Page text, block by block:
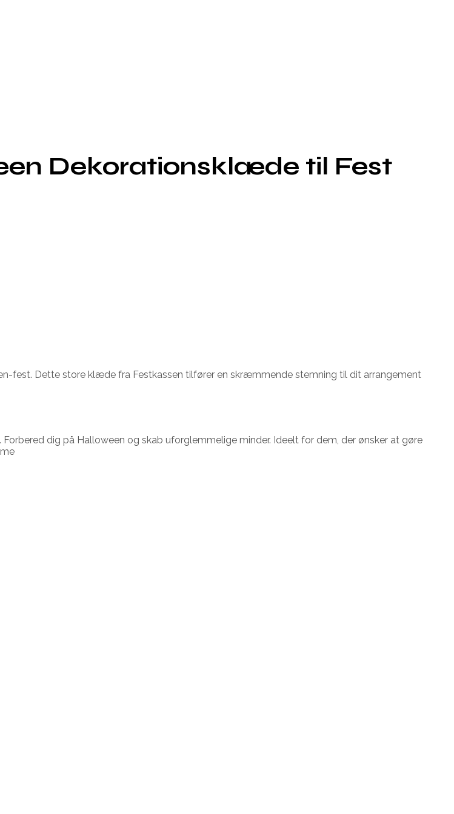
Dekorationsklæde til Fest
fest. Dette store klæde fra Festkassen tilfører en skræmmende stemning til dit arrangement
dig på Halloween og skab uforglemmelige minder. Ideelt for dem, der ønsker at gøre